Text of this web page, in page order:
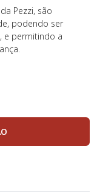
Pezzi, são
podendo ser
e permitindo a